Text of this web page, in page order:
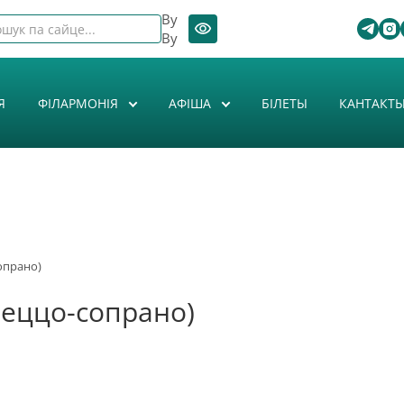
By
By
ФІЛАРМОНІЯ АФIША БІЛЕТЫ
сопрано)